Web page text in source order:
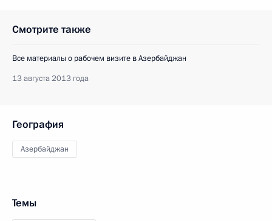
Смотрите также
Все материалы о рабочем визите в Азербайджан
13 августа 2013 года
География
Азербайджан
Темы